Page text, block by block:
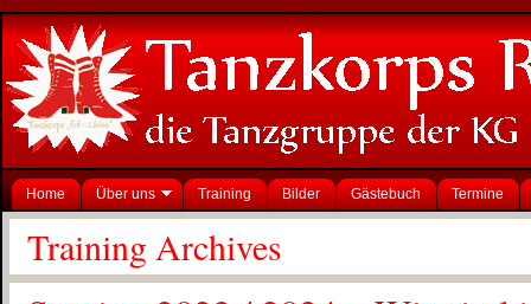
Home Über uns Training Bilder Gästebuch Termine
Training Archives